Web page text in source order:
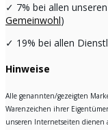
✓ 7% bei allen
Gemeinwohl)
✓ 19% bei allen
Hinweise
Alle genannten/gezeigten
Warenzeichen ihrer
unseren Internetseiten dienen